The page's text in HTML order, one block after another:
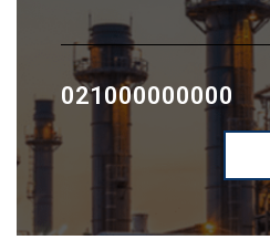
021000000000